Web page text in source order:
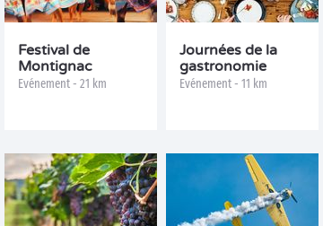
Festival de
Montignac
Evénement - 21 km
Journées de la
gastronomie
Evénement - 11 km